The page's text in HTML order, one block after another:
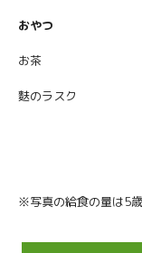
おやつ
お茶
麩のラスク
※写真の給食の量は5歳